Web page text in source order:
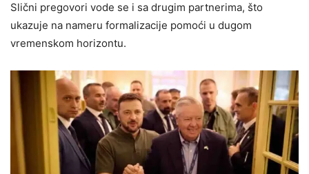
Slični pregovori vode se i sa drugim partnerima, što
ukazuje na nameru formalizacije pomoći u dugom
vremenskom horizontu.